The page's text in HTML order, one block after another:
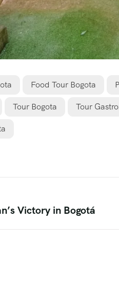
Food Tour Bogota
Tour Bogota Tour
Victory in Bogotá